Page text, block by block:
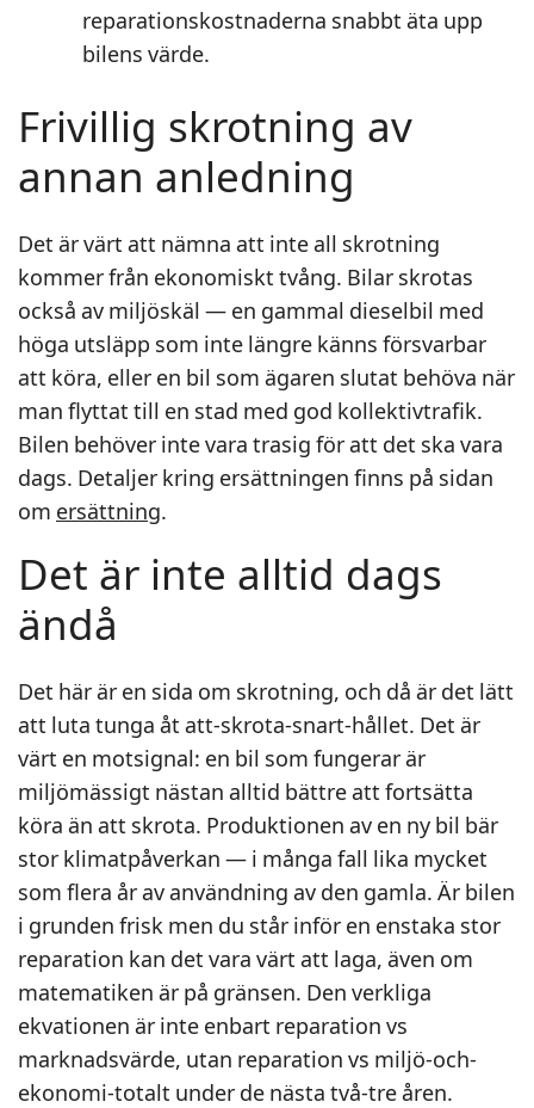
reparationskostnaderna snabbt äta upp
bilens värde.
Frivillig skrotning av
annan anledning
Det är värt att nämna att inte all skrotning
kommer från ekonomiskt tvång. Bilar skrotas
också av miljöskäl — en gammal dieselbil med
höga utsläpp som inte längre känns försvarbar
att köra, eller en bil som ägaren slutat behöva när
man flyttat till en stad med god kollektivtrafik.
Bilen behöver inte vara trasig för att det ska vara
dags. Detaljer kring ersättningen finns på sidan
om ersättning.
Det är inte alltid dags
ändå
Det här är en sida om skrotning, och då är det lätt
att luta tunga åt att-skrota-snart-hållet. Det är
värt en motsignal: en bil som fungerar är
miljömässigt nästan alltid bättre att fortsätta
köra än att skrota. Produktionen av en ny bil bär
stor klimatpåverkan — i många fall lika mycket
som flera år av användning av den gamla. Är bilen
i grunden frisk men du står inför en enstaka stor
reparation kan det vara värt att laga, även om
matematiken är på gränsen. Den verkliga
ekvationen är inte enbart reparation vs
marknadsvärde, utan reparation vs miljö-och-
ekonomi-totalt under de nästa två-tre åren.